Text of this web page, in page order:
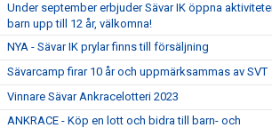
Under september erbjuder Sävar IK öppna
barn upp till 12 år, välkomna!
NYA - Sävar IK prylar finns till försäljning
Sävarcamp firar 10 år och uppmärksammas av SVT
Vinnare Sävar Ankracelotteri 2023
ANKRACE - Köp en lott och bidra till barn- och